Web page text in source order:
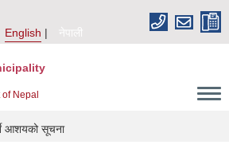
English
नेपाली
Nepal
आशयको सूचना